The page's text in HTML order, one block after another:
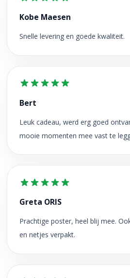
Kobe Maesen
Snelle levering en goede kwaliteit.
Bert
Leuk cadeau, werd erg goed
mooie momenten mee vast te
Greta ORIS
Prachtige poster, heel blij mee.
en netjes verpakt.